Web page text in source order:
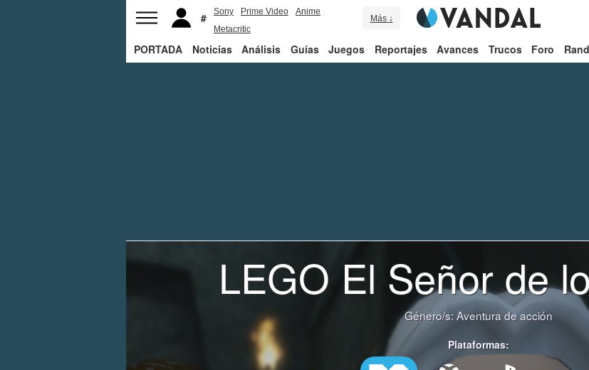
Sony Prime Video
Anime
Metacritic
Más ↓
PORTADA Noticias Análisis Guías Juegos Reportajes Avances Trucos Foro
LEGO El Señor de
Género/s:Aventura de acción
Plataformas: